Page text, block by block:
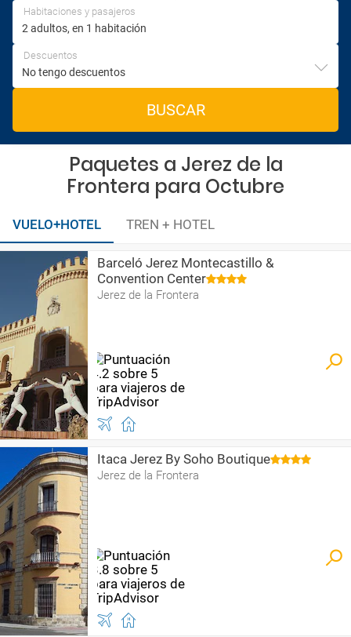
Habitaciones y pasajeros
Descuentos
BUSCAR
Paquetes a Jerez de la
Frontera para Octubre
VUELO+HOTEL TREN + HOTEL
Barceló Jerez Montecastillo &
Convention Center
Jerez de la Frontera
Itaca Jerez By Soho Boutique
Jerez de la Frontera